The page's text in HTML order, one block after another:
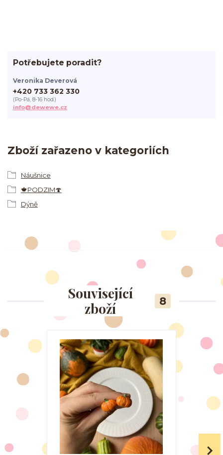
Zboží zařazeno v kategoriích
Náušnice
🍁PODZIM🍄
Dýně
Potřebujete poradit?
Veronika Deverová
+420 733 362 330
(Po-Pá, 8-16 hod.)
info@dewewe.cz
Související
zboží
8